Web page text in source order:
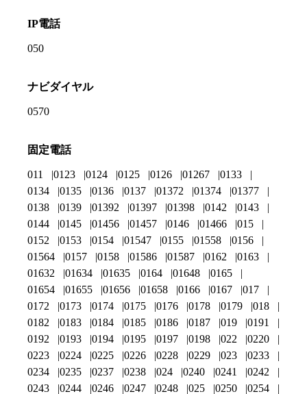
IP電話
050
ナビダイヤル
0570
固定電話
011 0123 0124 0125 0126 01267
0133
0134
0135 0136 0137 01372 01374
01377
0138
0139 01392 01397 01398 0142
0143
0144
0145 01456 01457 0146 01466
015
0152
0153 0154 01547 0155 01558
0156
01564
0157 0158 01586 01587 0162
0163
01632
01634 01635 0164 01648
0165
01654
01655 01656 01658 0166 0167
017
0172
0173 0174 0175 0176 0178 0179
018
0182
0183 0184 0185 0186 0187 019
0191
0192
0193 0194 0195 0197 0198 022
0220
0223
0224 0225 0226 0228 0229 023
0233
0234
0235 0237 0238 024 0240 0241
0242
0243
0244 0246 0247 0248 025 0250 0254